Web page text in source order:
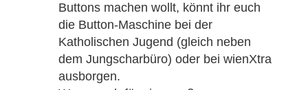
Buttons machen wollt, könnt ihr euch
die Button-Maschine bei der
Katholischen Jugend (gleich neben
dem Jungscharbüro) oder bei wienXtra
ausborgen.